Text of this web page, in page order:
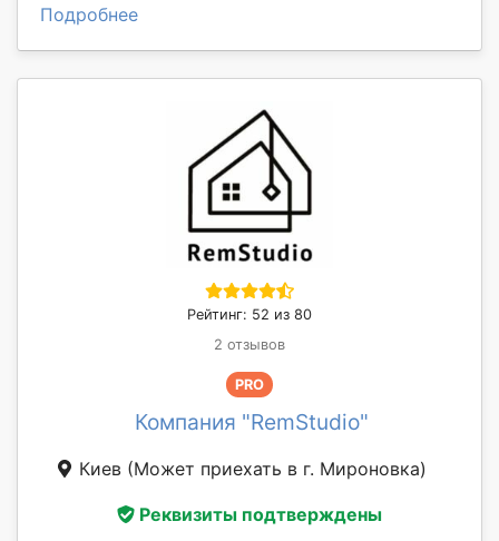
Подробнее
Рейтинг: 52 из 80
2 отзывов
PRO
Компания "RemStudio"
Киев (Может приехать в г. Мироновка)
Реквизиты подтверждены